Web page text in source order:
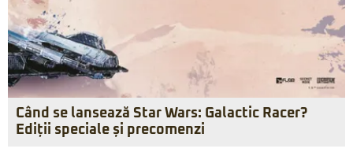
Când se lansează Star Wars: Galactic Racer?
Ediții speciale și precomenzi